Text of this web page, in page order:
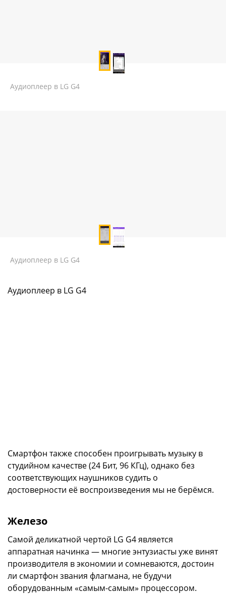
Аудиоплеер в LG G4
Аудиоплеер в LG G4
Аудиоплеер в LG G4
Смартфон также способен проигрывать музыку в
студийном качестве (24 Бит, 96 КГц), однако без
соответствующих наушников судить о
достоверности её воспроизведения мы не берёмся.
Железо
Самой деликатной чертой LG G4 является
аппаратная начинка — многие энтузиасты уже винят
производителя в экономии и сомневаются, достоин
ли смартфон звания флагмана, не будучи
оборудованным «самым-самым» процессором.